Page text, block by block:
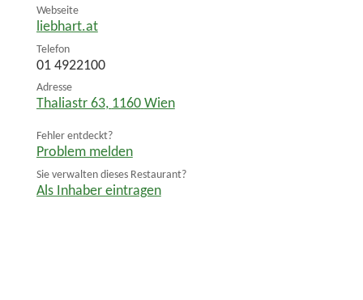
Webseite
liebhart.at
Telefon
01 4922100
Adresse
Thaliastr 63, 1160 Wien
Fehler entdeckt?
Problem melden
Sie verwalten dieses Restaurant?
Als Inhaber eintragen